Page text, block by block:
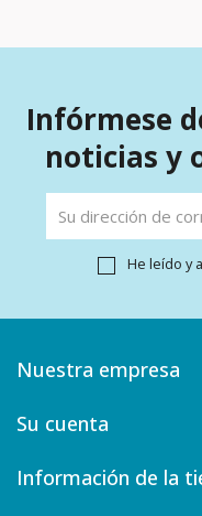
Infórmese
noticias y
He leído y
Nuestra empresa
Su cuenta
Información de la